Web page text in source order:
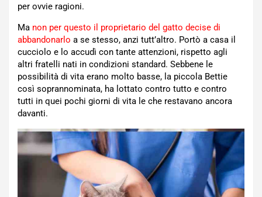
per ovvie ragioni.
Ma non per questo il proprietario del gatto decise di
abbandonarlo a se stesso, anzi tutt’altro. Portò a casa il
cucciolo e lo accudì con tante attenzioni, rispetto agli
altri fratelli nati in condizioni standard. Sebbene le
possibilità di vita erano molto basse, la piccola Bettie
così soprannominata, ha lottato contro tutto e contro
tutti in quei pochi giorni di vita le che restavano ancora
davanti.